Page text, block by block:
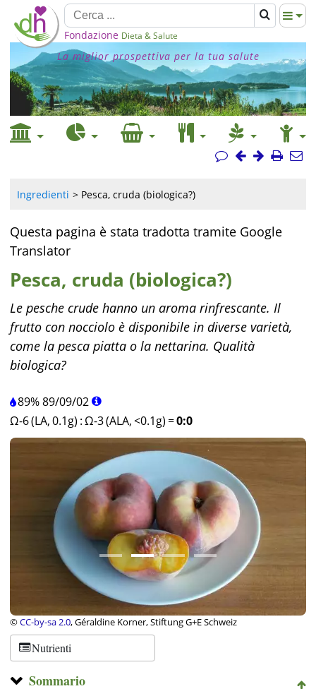
Fondazione Dieta & Salute
La miglior prospettiva per la tua salute
Ingredienti Pesca, cruda (biologica?)
Questa pagina è stata tradotta tramite Google
Translator
Pesca, cruda (biologica?)
Le pesche crude hanno un aroma rinfrescante. Il
frutto con nocciolo è disponibile in diverse varietà,
come la pesca piatta o la nettarina. Qualità
biologica?
89%89/09/02
Ω-6 (LA, 0.1g) :Ω-3 (ALA, <0.1g) =0:0
©CC-by-sa 2.0, Géraldine Korner, Stiftung G+E Schweiz
Nutrienti
Sommario